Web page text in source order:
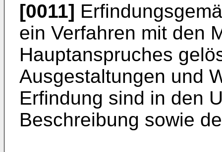
[0011]
ein Verfahren mit den
Hauptanspruches
Ausgestaltungen und
Erfindung sind in den
Beschreibung sowie